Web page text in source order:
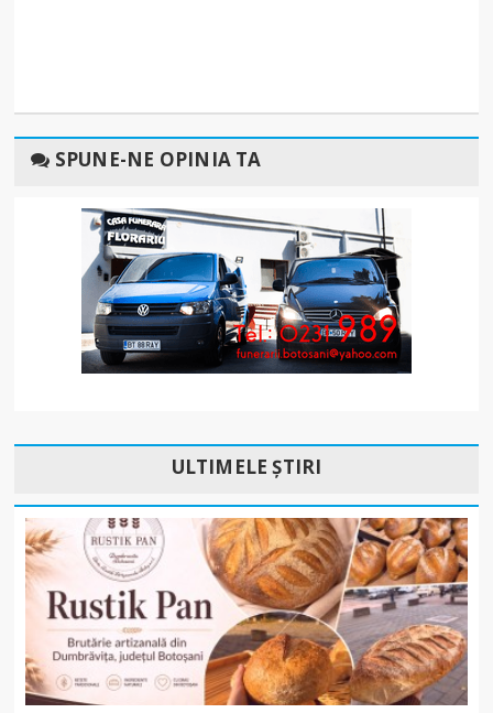
SPUNE-NE OPINIA TA
ULTIMELE ȘTIRI